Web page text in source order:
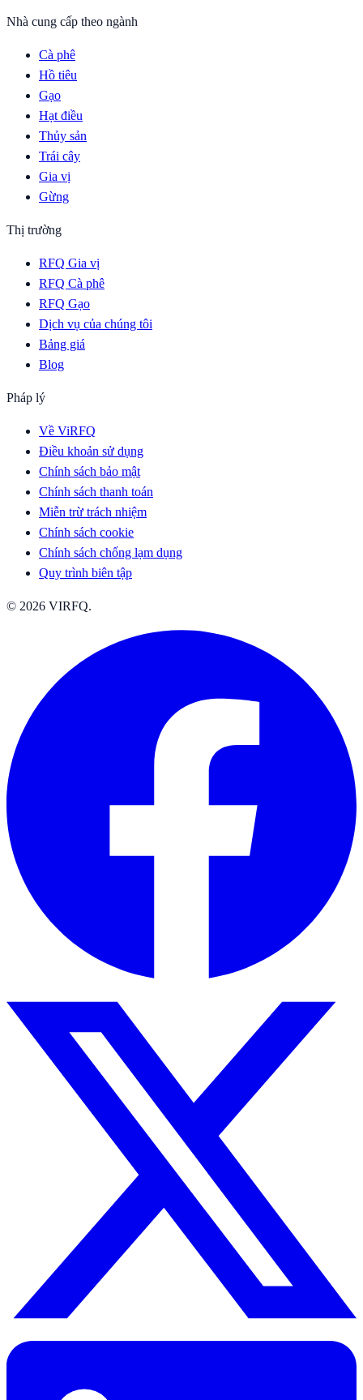
Nhà cung cấp theo ngành
Cà phê
Hồ tiêu
Gạo
Hạt điều
Thủy sản
Trái cây
Gia vị
Gừng
Thị trường
RFQ Gia vị
RFQ Cà phê
RFQ Gạo
Dịch vụ của chúng tôi
Bảng giá
Blog
Pháp lý
Về ViRFQ
Điều khoản sử dụng
Chính sách bảo mật
Chính sách thanh toán
Miễn trừ trách nhiệm
Chính sách cookie
Chính sách chống lạm dụng
Quy trình biên tập
© 2026 VIRFQ.